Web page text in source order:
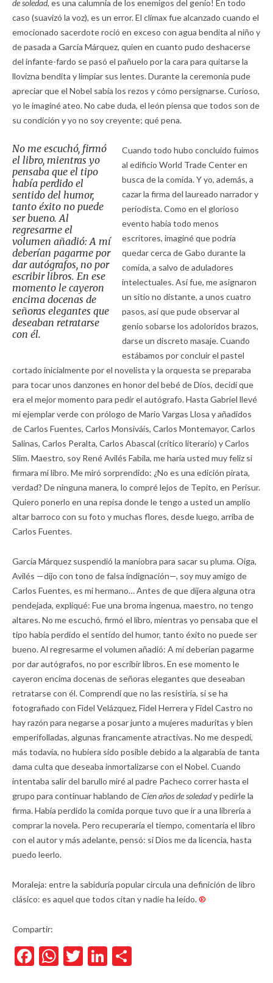
de soledad, es una calumnia de los enemigos del genio! En todo
caso (suavizó la voz), es un error. El clímax fue alcanzado cuando el
emocionado sacerdote roció en exceso con agua bendita al niño y
de pasada a García Márquez, quien en cuanto pudo deshacerse
del infante-fardo se pasó el pañuelo por la cara para quitarse la
llovizna bendita y limpiar sus lentes. Durante la ceremonia pude
apreciar que el Nobel sabía los rezos y cómo persignarse. Curioso,
yo le imaginé ateo. No cabe duda, el león piensa que todos son de
su condición y yo no soy creyente; qué pena.
No me escuchó, firmó
el libro, mientras yo
pensaba que el tipo
había perdido el
sentido del humor,
tanto éxito no puede
ser bueno. Al
regresarme el
volumen añadió: A mí
deberían pagarme por
dar autógrafos, no por
escribir libros. En ese
momento le cayeron
encima docenas de
señoras elegantes que
deseaban retratarse
con él.
Cuando todo hubo concluido fuimos
al edificio World Trade Center en
busca de la comida. Y yo, además, a
cazar la firma del laureado narrador y
periodista. Como en el glorioso
evento había todo menos
escritores, imaginé que podría
quedar cerca de Gabo durante la
comida, a salvo de aduladores
intelectuales. Así fue, me asignaron
un sitio no distante, a unos cuatro
pasos, así que pude observar al
genio sobarse los adoloridos brazos,
darse un discreto masaje. Cuando
estábamos por concluir el pastel
cortado inicialmente por el novelista y la orquesta se preparaba
para tocar unos danzones en honor del bebé de Dios, decidí que
era el mejor momento para pedir el autógrafo. Hasta Gabriel llevé
mi ejemplar verde con prólogo de Mario Vargas Llosa y añadidos
de Carlos Fuentes, Carlos Monsiváis, Carlos Montemayor, Carlos
Salinas, Carlos Peralta, Carlos Abascal (crítico literario) y Carlos
Slim. Maestro, soy René Avilés Fabila, me haría usted muy feliz si
firmara mi libro. Me miró sorprendido: ¿No es una edición pirata,
verdad? De ninguna manera, lo compré lejos de Tepito, en Perisur.
Quiero ponerlo en una repisa donde le tengo a usted un amplio
altar barroco con su foto y muchas flores, desde luego, arriba de
Carlos Fuentes.
García Márquez suspendió la maniobra para sacar su pluma. Oiga,
Avilés —dijo con tono de falsa indignación—, soy muy amigo de
Carlos Fuentes, es mi hermano… Antes de que dijera alguna otra
pendejada, expliqué: Fue una broma ingenua, maestro, no tengo
altares. No me escuchó, firmó el libro, mientras yo pensaba que el
tipo había perdido el sentido del humor, tanto éxito no puede ser
bueno. Al regresarme el volumen añadió: A mí deberían pagarme
por dar autógrafos, no por escribir libros. En ese momento le
cayeron encima docenas de señoras elegantes que deseaban
retratarse con él. Comprendí que no las resistiría, si se ha
fotografiado con Fidel Velázquez, Fidel Herrera y Fidel Castro no
hay razón para negarse a posar junto a mujeres maduritas y bien
emperifolladas, algunas francamente atractivas. No me despedí,
más todavía, no hubiera sido posible debido a la algarabía de tanta
dama culta que deseaba inmortalizarse con el Nobel. Cuando
intentaba salir del barullo miré al padre Pacheco correr hasta el
grupo para continuar hablando deCien años de soledady pedirle la
firma. Había perdido la comida porque tuvo que ir a una librería a
comprar la novela. Pero recuperaría el tiempo, comentaría el libro
con el autor y más adelante, pensó: si Dios me da licencia, hasta
puedo leerlo.
Moraleja: entre la sabiduría popular circula una definición de libro
clásico: es aquel que todos citan y nadie ha leído.®
Compartir:
Facebook
WhatsApp
TwitterLinkedIn